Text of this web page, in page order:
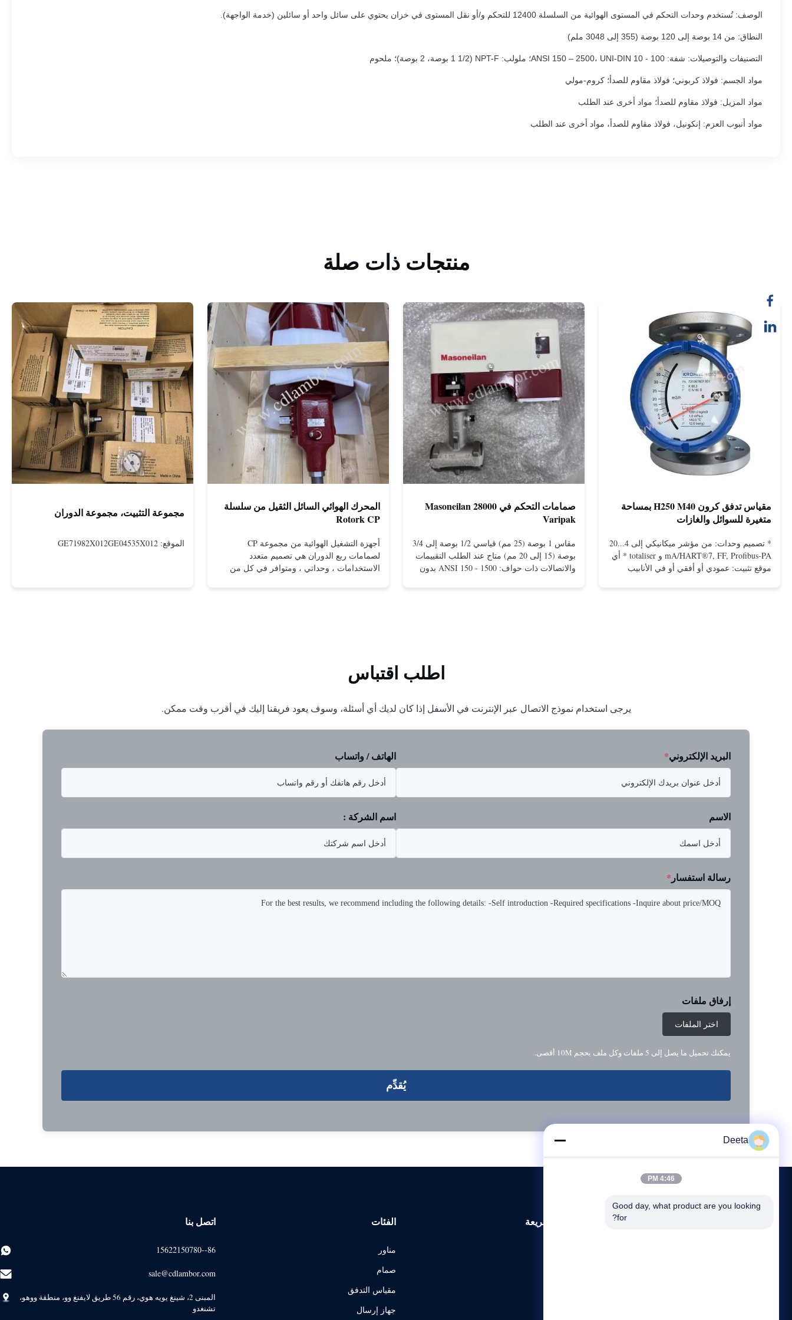
الوصف: تُستخدم وحدات التحكم في المستوى الهوائية من السلسلة 12400 للتحكم و/أو نقل المستوى في خزان يحتوي على سائل واحد أو سائلين (خدمة الواجهة).
النطاق: من 14 بوصة إلى 120 بوصة (355 إلى 3048 ملم)
التصنيفات والتوصيلات: شفة: ANSI 150 – 2500، UNI-DIN 10 - 100؛ ملولب: NPT-F (1 1/2 بوصة، 2 بوصة)؛ ملحوم
مواد الجسم: فولاذ كربوني؛ فولاذ مقاوم للصدأ؛ كروم-مولي
مواد المزيل: فولاذ مقاوم للصدأ؛ مواد أخرى عند الطلب
مواد أنبوب العزم: إنكونيل، فولاذ مقاوم للصدأ، مواد أخرى عند الطلب
منتجات ذات صلة
مقياس تدفق كرون H250 M40 بمساحة
متغيرة للسوائل والغازات
* تصميم وحدات: من مؤشر ميكانيكي إلى 4...20
mA/HART®7, FF, Profibus-PA و totaliser * أي
موقع تثبيت: عمودي أو أفقي أو في الأنابيب
صمامات التحكم في Masoneilan 28000
Varipak
مقاس 1 بوصة (25 مم) قياسي 1/2 بوصة إلى 3/4
بوصة (15 إلى 20 مم) متاح عند الطلب التقييمات
والاتصالات ذات حواف: ANSI 150 - 1500 بدون
المحرك الهوائي السائل الثقيل من سلسلة
Rotork CP
أجهزة التشغيل الهوائية من مجموعة CP
لصمامات ربع الدوران هي تصميم متعدد
الاستخدامات ، وحداتي ، ومتوافر في كل من
مجموعة التثبيت، مجموعة الدوران
الموقع: GE71982X012GE04535X012
اطلب اقتباس
يرجى استخدام نموذج الاتصال عبر الإنترنت في الأسفل إذا كان لديك أي أسئلة، وسوف يعود فريقنا إليك في أقرب وقت ممكن.
البريد الإلكتروني* الهاتف / واتساب
الاسم اسم الشركة :
رسالة استفسار *
إرفاق ملفات
اختر الملفات
يمكنك تحميل ما يصل إلى 5 ملفات وكل ملف بحجم 10M أقصى.
يُقدِّم
روابط سريعة الفئات
مناور
صمام
مقياس التدفق
جهاز إرسال
اتصل بنا
86--15622150780
sale@cdlambor.com
المبنى 2، شينغ يويه هوي، رقم 56 طريق لايفنغ وو، منطقة ووهو،
تشنغدو
Deeta
4:46 PM
Good day, what product are you looking
for?